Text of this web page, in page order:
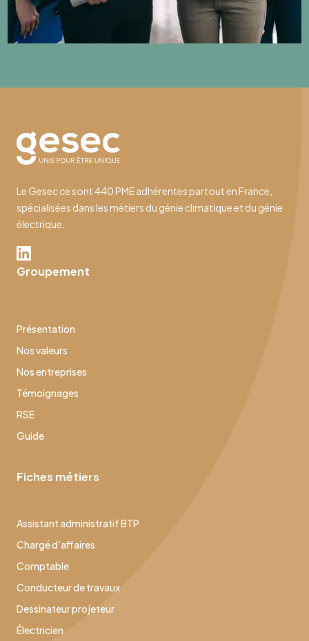
Le Gesec ce sont 440 PME adhérentes partout en France,
spécialisées dans les métiers du génie climatique et du génie
électrique.
Groupement
Présentation
Nos valeurs
Nos entreprises
Témoignages
RSE
Guide
Fiches métiers
Assistant administratif BTP
Chargé d’affaires
Comptable
Conducteur de travaux
Dessinateur projeteur
Électricien